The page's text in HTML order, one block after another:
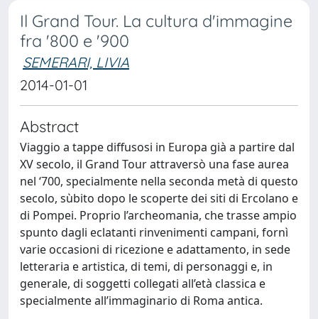
Il Grand Tour. La cultura d'immagine
fra '800 e '900
SEMERARI, LIVIA
2014-01-01
Abstract
Viaggio a tappe diffusosi in Europa già a partire dal
XV secolo, il Grand Tour attraversò una fase aurea
nel ‘700, specialmente nella seconda metà di questo
secolo, sùbito dopo le scoperte dei siti di Ercolano e
di Pompei. Proprio l’archeomania, che trasse ampio
spunto dagli eclatanti rinvenimenti campani, fornì
varie occasioni di ricezione e adattamento, in sede
letteraria e artistica, di temi, di personaggi e, in
generale, di soggetti collegati all’età classica e
specialmente all’immaginario di Roma antica.